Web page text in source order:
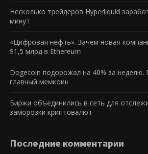
Несколько трейдеров Hyperliquid
минут
«Цифровая нефть». Зачем новая
$1,5 млрд в Ethereum
Dogecoin подорожал на 40% за неделю.
главный мемкоин
Биржи объединились в сеть для
заморозки криптовалют
Последние комментарии